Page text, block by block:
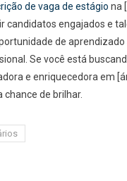
de vaga de estágio na
candidatos engajados e
de aprendizado
Se você está
e enriquecedora em
chance de brilhar.